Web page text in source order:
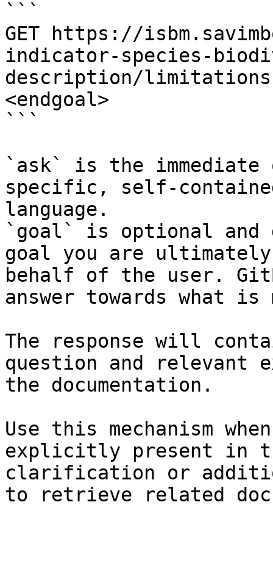
```
GET https://
indicator-species-
description/
<endgoal>
```
`ask` is the
specific, self-
language.
`goal` is optional and
goal you are
behalf of the user.
answer towards what
The response will
question and relevant
the documentation.
Use this mechanism
explicitly present in
clarification or